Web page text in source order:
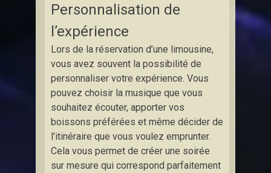
Personnalisation de
l’expérience
Lors de la réservation d’une limousine,
vous avez souvent la possibilité de
personnaliser votre expérience. Vous
pouvez choisir la musique que vous
souhaitez écouter, apporter vos
boissons préférées et même décider de
l’itinéraire que vous voulez emprunter.
Cela vous permet de créer une soirée
sur mesure qui correspond parfaitement